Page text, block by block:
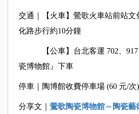
交通｜【火車】鶯歌火車站前站文
化路步行約10分鐘
【公車】台北客運 702、917
瓷博物館』下車
停車｜陶博館收費停車場 (60 元/
分享文｜ 鶯歌陶瓷博物館～陶瓷藝